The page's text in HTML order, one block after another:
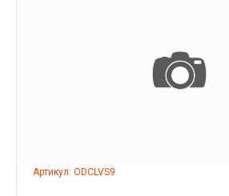
Артикул: ODCLVS9
ПОДРОБНЕЕ